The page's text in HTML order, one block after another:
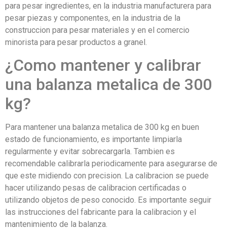
para pesar ingredientes, en la industria manufacturera para
pesar piezas y componentes, en la industria de la
construccion para pesar materiales y en el comercio
minorista para pesar productos a granel.
¿Como mantener y calibrar
una balanza metalica de 300
kg?
Para mantener una balanza metalica de 300 kg en buen
estado de funcionamiento, es importante limpiarla
regularmente y evitar sobrecargarla. Tambien es
recomendable calibrarla periodicamente para asegurarse de
que este midiendo con precision. La calibracion se puede
hacer utilizando pesas de calibracion certificadas o
utilizando objetos de peso conocido. Es importante seguir
las instrucciones del fabricante para la calibracion y el
mantenimiento de la balanza.